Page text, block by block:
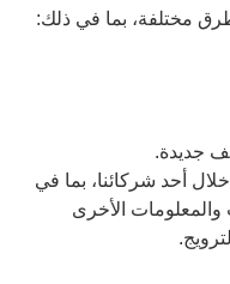
مختلفة، بما في ذلك:
جديدة.
أحد شركائنا، بما في
والمعلومات الأخرى